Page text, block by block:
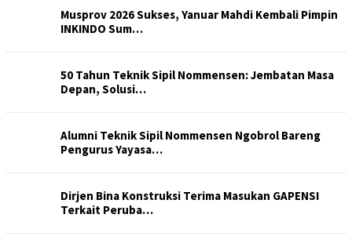
Musprov 2026 Sukses, Yanuar Mahdi Kembali Pimpin
INKINDO Sum…
50 Tahun Teknik Sipil Nommensen: Jembatan Masa
Depan, Solusi…
Alumni Teknik Sipil Nommensen Ngobrol Bareng
Pengurus Yayasa…
Dirjen Bina Konstruksi Terima Masukan GAPENSI
Terkait Peruba…